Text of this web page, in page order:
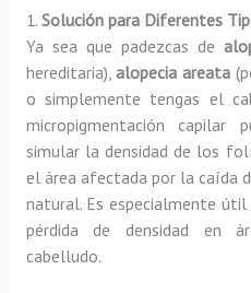
1. Solución para Diferentes
Ya sea que padezcas de
hereditaria), alopecia areata
o simplemente tengas el
micropigmentación capilar
simular la densidad de los
el área afectada por la caída
natural. Es especialmente útil
pérdida de densidad en
cabelludo.